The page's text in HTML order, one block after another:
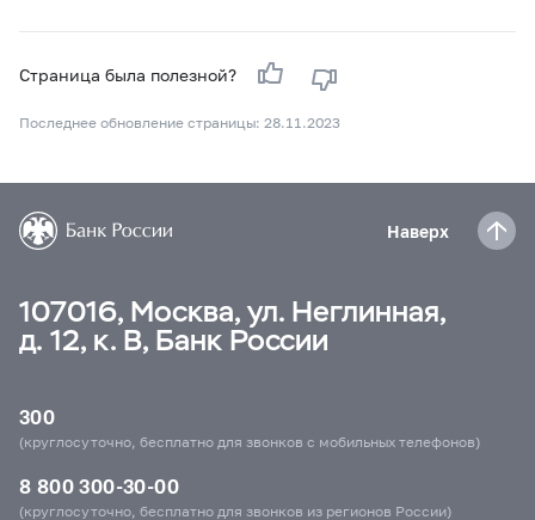
Страница была полезной?
Последнее обновление страницы: 28.11.2023
Наверх
107016, Москва, ул. Неглинная,
д. 12, к. В, Банк России
300
(круглосуточно, бесплатно для звонков с мобильных телефонов)
8 800 300-30-00
(круглосуточно, бесплатно для звонков из регионов России)